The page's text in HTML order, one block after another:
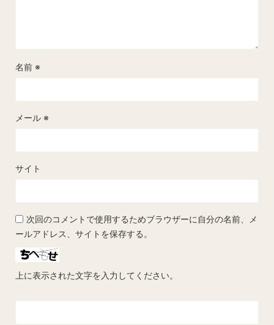
名前 ※
メール ※
サイト
次回のコメントで使用するためブラウザーに自分の名前、メ
ールアドレス、サイトを保存する。
上に表示された文字を入力してください。